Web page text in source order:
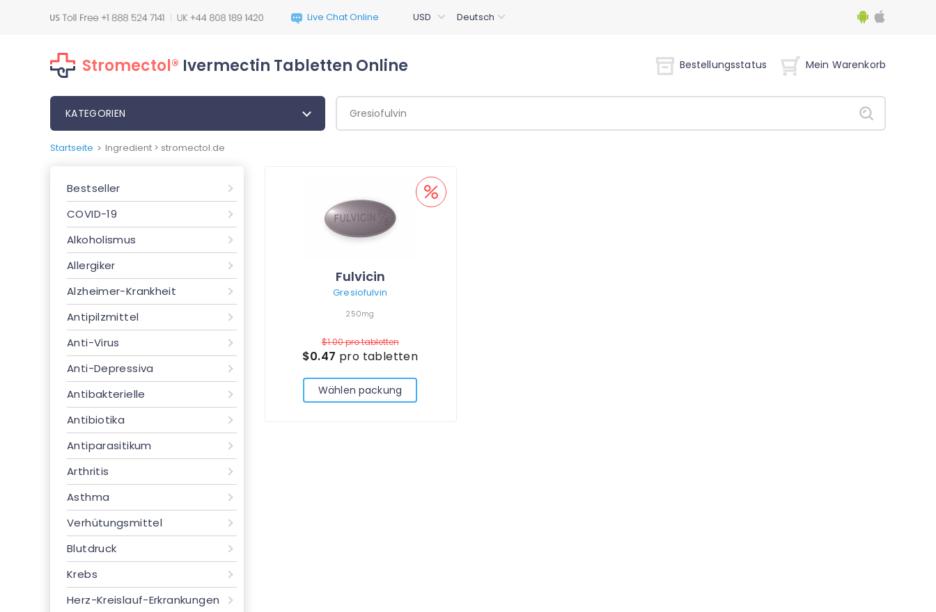
Stromectol® Ivermectin Tabletten Online Bestellungsstatus Mein Warenkorb
KATEGORIEN
Startseite > Ingredient > stromectol.de
Bestseller
COVID-19
Alkoholismus
Allergiker
Alzheimer-Krankheit
Antipilzmittel
Anti-Virus
Anti-Depressiva
Antibakterielle
Antibiotika
Antiparasitikum
Arthritis
Asthma
Verhütungsmittel
Blutdruck
Krebs
Herz-Kreislauf-Erkrankungen
Fulvicin
Gresiofulvin
250mg
$1.00pro tabletten
$0.47 pro tabletten
Wählen packung